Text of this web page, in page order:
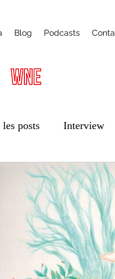
Blog Podcasts
les posts Interview
Radio Ateliers
Vie des associations
Cinéma